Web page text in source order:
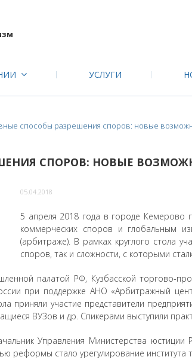
УСЛУГИ
способы разрешения споров: новые
СПОРОВ: НОВЫЕ
05.04.2018
5 апреля 2018 года в городе Кемерово
коммерческих споров и глобальным
(арбитраже). В рамках круглого стола
споров, так и сложности, с которыми
палатой РФ, Кузбасской торгово-
при поддержке АНО «Арбитражный
приняли участие представители
ВУЗов и др. Спикерами выступили
Управления Министерства
реформы стало урегулирование института